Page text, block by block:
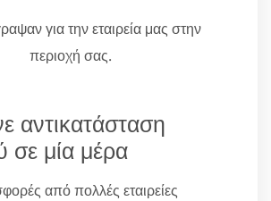
για την εταιρεία μας στην
περιοχή σας.
αντικατάσταση
σε μία μέρα
από πολλές εταιρείες